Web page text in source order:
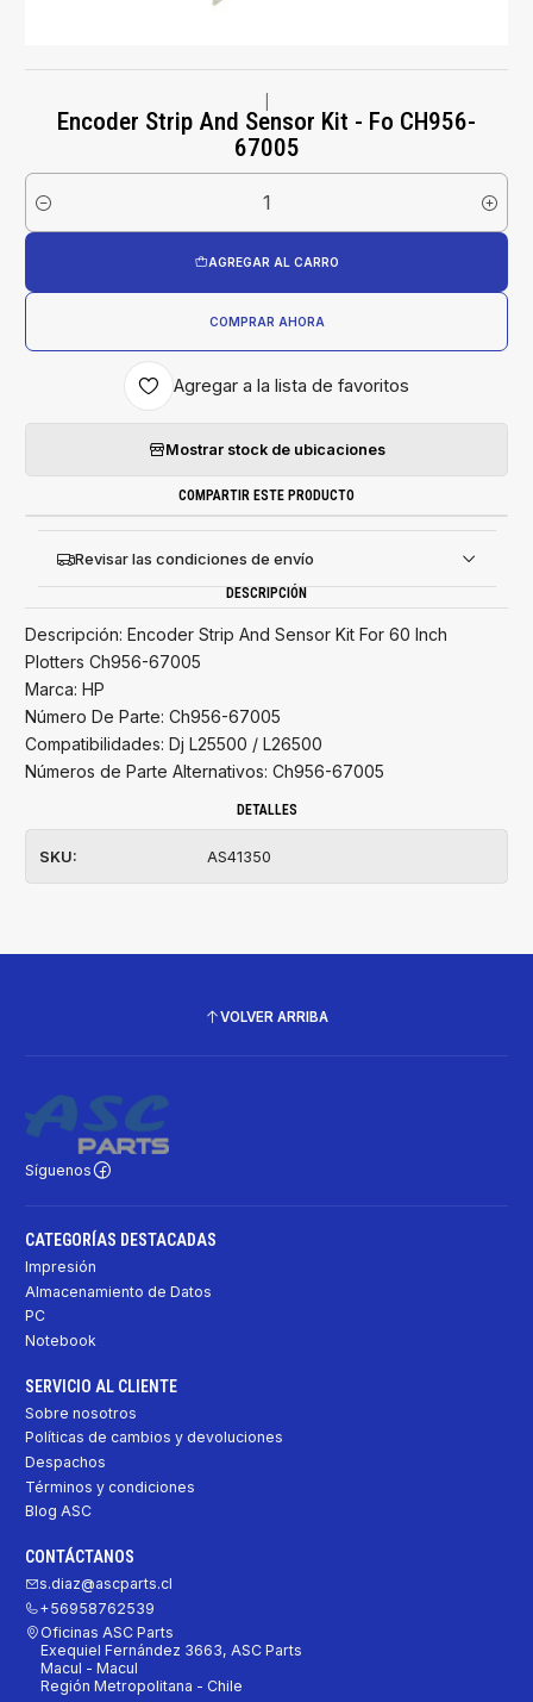
Encoder Strip And Sensor Kit - Fo CH956-
67005
Cantidad
AGREGAR AL CARRO
COMPRAR AHORA
Agregar a la lista de favoritos
Mostrar stock de ubicaciones
COMPARTIR ESTE PRODUCTO
Revisar las condiciones de envío
DESCRIPCIÓN
Descripción: Encoder Strip And Sensor Kit For 60 Inch
Plotters Ch956-67005
Marca: HP
Número De Parte: Ch956-67005
Compatibilidades: Dj L25500 / L26500
Números de Parte Alternativos: Ch956-67005
DETALLES
SKU: AS41350
VOLVER ARRIBA
Síguenos
CATEGORÍAS DESTACADAS
Impresión
Almacenamiento de Datos
PC
Notebook
SERVICIO AL CLIENTE
Sobre nosotros
Políticas de cambios y devoluciones
Despachos
Términos y condiciones
Blog ASC
CONTÁCTANOS
s.diaz@ascparts.cl
+56958762539
Oficinas ASC Parts
Exequiel Fernández 3663, ASC Parts
Macul - Macul
Región Metropolitana - Chile